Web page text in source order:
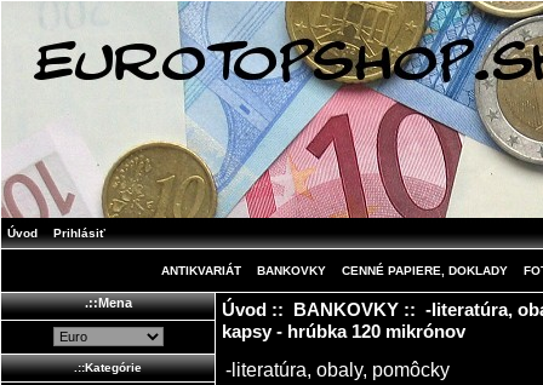
Úvod Prihlásiť
ANTIKVARIÁT BANKOVKY CENNÉ PAPIERE, DOKLADY
.::Mena
.::Kategórie
Úvod:: BANKOVKY:: -literatúra,
kapsy - hrúbka 120 mikrónov
-literatúra, obaly, pomôcky